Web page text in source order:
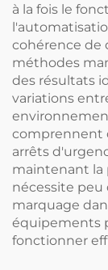
à la fois le
cohérence de
méthodes
des résultats
variations
comprennent
arrêts
maintenant la
nécessite peu
marquage
équipements
fonctionner